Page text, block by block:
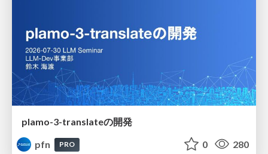
plamo-3-translateの開発
pfn
PRO 0 280